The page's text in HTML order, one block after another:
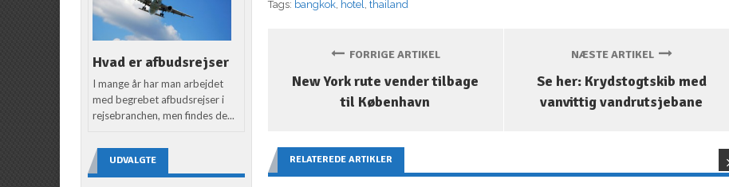
Tags: bangkok hotel ,thailand
FORRIGE ARTIKEL
New York rute vender tilbage
til København
NÆSTE ARTIKEL
Se her: Krydstogtskib med
vanvittig vandrutsjebane
RELATEREDE ARTIKLER
Hvad er afbudsrejser
I mange år har man arbejdet
med begrebet afbudsrejser i
rejsebranchen, men findes de...
UDVALGTE